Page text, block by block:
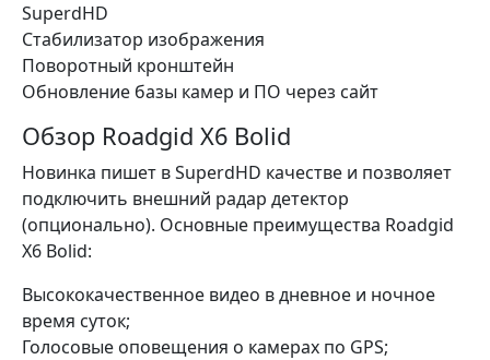
SuperdHD
Стабилизатор изображения
Поворотный кронштейн
Обновление базы камер и ПО через сайт
Обзор Roadgid X6 Bolid
Новинка пишет в SuperdHD качестве и позволяет
подключить внешний радар детектор
(опционально). Основные преимущества Roadgid
X6 Bolid:
Высококачественное видео в дневное и ночное
время суток;
Голосовые оповещения о камерах по GPS;